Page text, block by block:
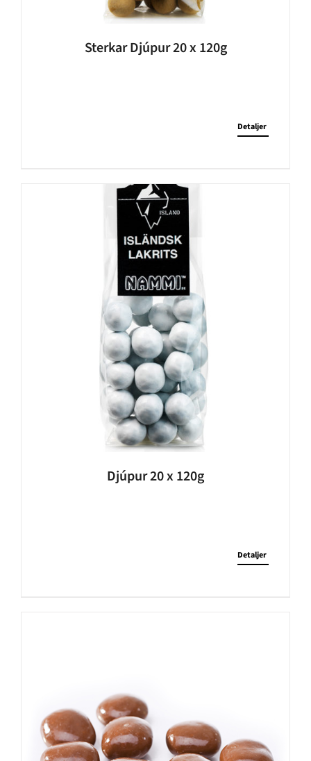
Sterkar Djúpur 20 x 120g
Detaljer
Djúpur 20 x 120g
Detaljer